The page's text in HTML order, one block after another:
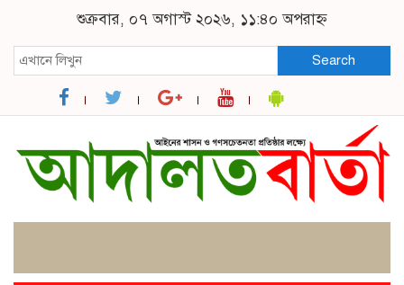
শুক্রবার, ০৭ অগাস্ট ২০২৬, ১১:৪০ অপরাহ্ন
Search